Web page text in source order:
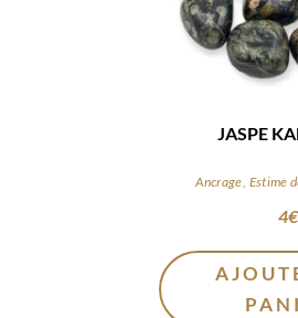
JASPE
Ancrage, Estime
4€